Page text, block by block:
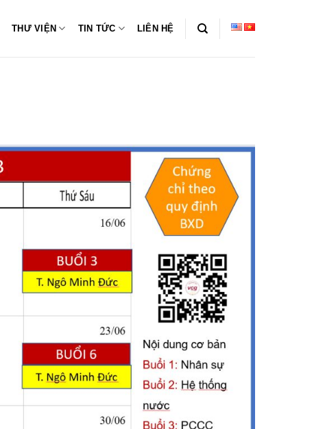
THƯ VIỆN TIN TỨC LIÊN HỆ